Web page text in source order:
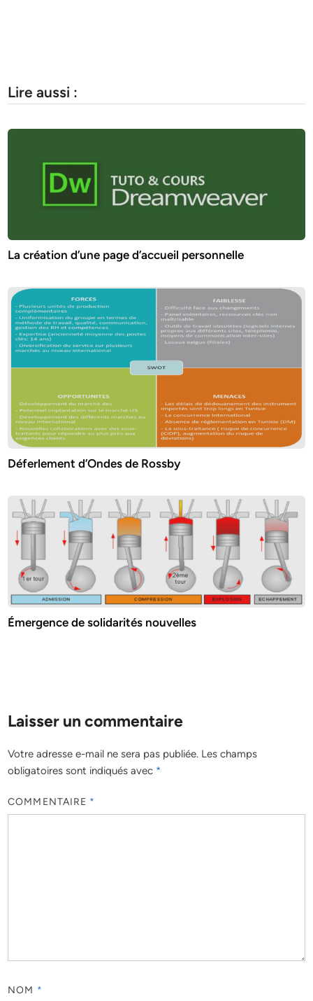
Lire aussi :
La création d’une page d’accueil personnelle
Déferlement d’Ondes de Rossby
Émergence de solidarités nouvelles
Laisser un commentaire
Votre adresse e-mail ne sera pas publiée. Les champs
obligatoires sont indiqués avec *
COMMENTAIRE *
NOM *